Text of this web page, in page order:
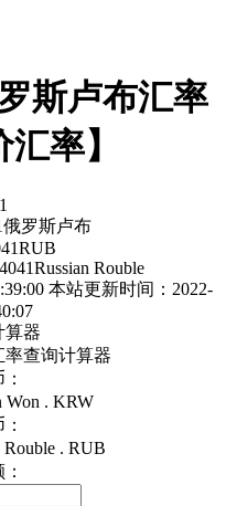
斯卢布汇率
汇率】
俄罗斯卢布
RUB
Russian Rouble
本站更新时间：2022-
算器
查询计算器
Won . KRW
. RUB